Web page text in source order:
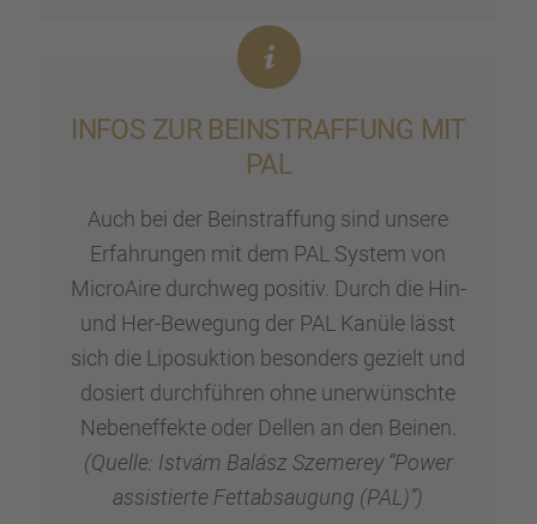
INFOS ZUR BEINSTRAF­FUNG MIT
PAL
Auch bei der Beinstraf­fung sind unsere
Erfah­run­gen mit dem PAL System von
Micro­Aire durch­weg positiv. Durch die Hin-
und Her-Bewegung der PAL Kanüle lässt
sich die Liposuk­tion beson­ders gezielt und
dosiert durch­füh­ren ohne unerwünschte
Neben­ef­fekte oder Dellen an den Beinen.
(Quelle: Istvám Balász Szemerey “Power
assis­tierte Fettab­sau­gung (PAL)”)